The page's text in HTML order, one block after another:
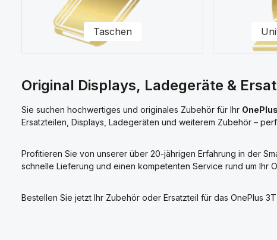
Taschen
Original Displays, Ladegeräte &
Sie suchen hochwertiges und originales Zubehör für Ihr
Ersatzteilen, Displays, Ladegeräten und weiterem Zubehör –
Profitieren Sie von unserer über 20-jährigen Erfahrung in der
schnelle Lieferung und einen kompetenten Service rund um Ihr
Bestellen Sie jetzt Ihr Zubehör oder Ersatzteil für das OnePlus